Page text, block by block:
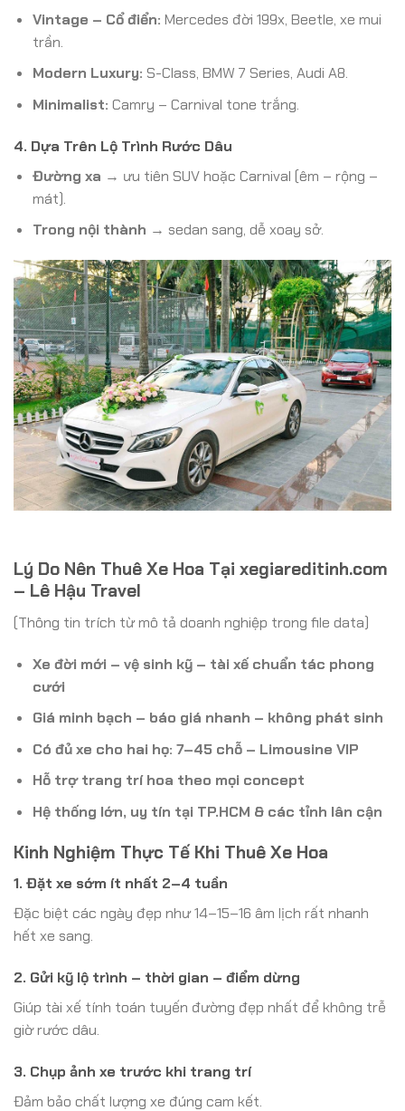
Vintage – Cổ điển: Mercedes đời 199x, Beetle, xe mui
trần.
Modern Luxury: S-Class, BMW 7 Series, Audi A8.
Minimalist: Camry – Carnival tone trắng.
4. Dựa Trên Lộ Trình Rước Dâu
Đường xa → ưu tiên SUV hoặc Carnival (êm – rộng –
mát).
Trong nội thành → sedan sang, dễ xoay sở.
Lý Do Nên Thuê Xe Hoa Tại xegiareditinh.com
– Lê Hậu Travel
(Thông tin trích từ mô tả doanh nghiệp trong file data)
Xe đời mới – vệ sinh kỹ – tài xế chuẩn tác phong
cưới
Giá minh bạch – báo giá nhanh – không phát sinh
Có đủ xe cho hai họ: 7–45 chỗ – Limousine VIP
Hỗ trợ trang trí hoa theo mọi concept
Hệ thống lớn, uy tín tại TP.HCM & các tỉnh lân cận
Kinh Nghiệm Thực Tế Khi Thuê Xe Hoa
1. Đặt xe sớm ít nhất 2–4 tuần
Đặc biệt các ngày đẹp như 14–15–16 âm lịch rất nhanh
hết xe sang.
2. Gửi kỹ lộ trình – thời gian – điểm dừng
Giúp tài xế tính toán tuyến đường đẹp nhất để không trễ
giờ rước dâu.
3. Chụp ảnh xe trước khi trang trí
Đảm bảo chất lượng xe đúng cam kết.